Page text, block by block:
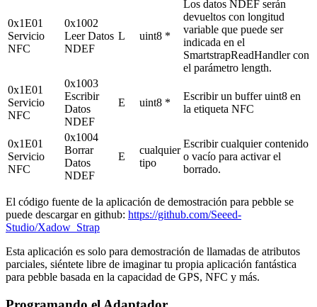
0x1E01
Servicio
NFC
0x1002
Leer Datos
NDEF
L uint8 *
Los datos NDEF serán
devueltos con longitud
variable que puede ser
indicada en el
SmartstrapReadHandler con
el parámetro length.
0x1E01
Servicio
NFC
0x1003
Escribir
Datos
NDEF
E uint8 *
Escribir un buffer uint8 en
la etiqueta NFC
0x1E01
Servicio
NFC
0x1004
Borrar
Datos
NDEF
E
cualquier
tipo
Escribir cualquier contenido
o vacío para activar el
borrado.
El código fuente de la aplicación de demostración para pebble se
puede descargar en github: https://github.com/Seeed-
Studio/Xadow_Strap
Esta aplicación es solo para demostración de llamadas de atributos
parciales, siéntete libre de imaginar tu propia aplicación fantástica
para pebble basada en la capacidad de GPS, NFC y más.